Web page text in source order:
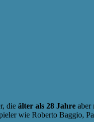
die älter als 28 Jahre aber
wie Roberto Baggio,